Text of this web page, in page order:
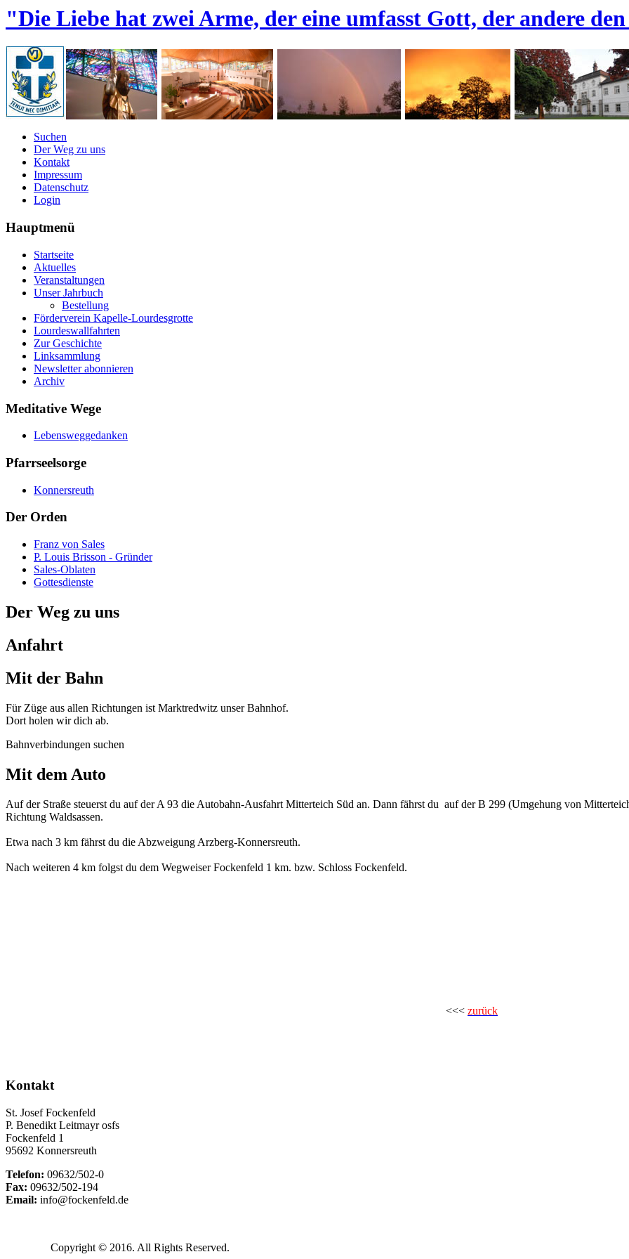
"Die Liebe hat zwei Arme, der eine umfasst Gott, der andere
Suchen
Der Weg zu uns
Kontakt
Impressum
Datenschutz
Login
Hauptmenü
Startseite
Aktuelles
Veranstaltungen
Unser Jahrbuch
Bestellung
Förderverein Kapelle-Lourdesgrotte
Lourdeswallfahrten
Zur Geschichte
Linksammlung
Newsletter abonnieren
Archiv
Meditative Wege
Lebensweggedanken
Pfarrseelsorge
Konnersreuth
Der Orden
Franz von Sales
P. Louis Brisson - Gründer
Sales-Oblaten
Gottesdienste
Der Weg zu uns
Anfahrt
Mit der Bahn
Für Züge aus allen Richtungen ist Marktredwitz unser Bahnhof.
Dort holen wir dich ab.
Bahnverbindungen suchen
Mit dem Auto
Auf der Straße steuerst du auf der A 93 die Autobahn-Ausfahrt Mitterteich Süd an. Dann fährst du auf der B 299 (Umgehung von
Richtung Waldsassen.
Etwa nach 3 km fährst du die Abzweigung Arzberg-Konnersreuth.
Nach weiteren 4 km folgst du dem Wegweiser Fockenfeld 1 km. bzw. Schloss Fockenfeld.
<<< zurück
Kontakt
St. Josef Fockenfeld
P. Benedikt Leitmayr osfs
Fockenfeld 1
95692 Konnersreuth
Telefon: 09632/502-0
Fax: 09632/502-194
Email: info@fockenfeld.de
Copyright © 2016. All Rights Reserved.